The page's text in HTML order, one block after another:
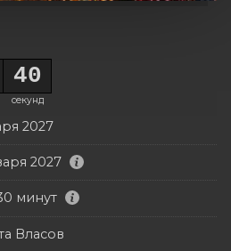
40
секунд
2027
2027
минут
Власов